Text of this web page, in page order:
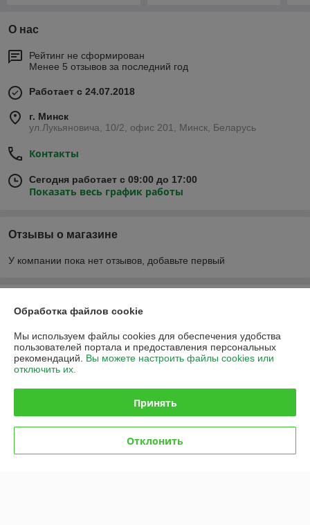
О нас
Рейтинг не сформирован
Менее 5 отзывов за последний год
Работает с 24.07.2018
г. Минск
ул.Лукьяновича, 10/2, офис 201, Минск, Беларусь
Контакты
Сегодня работает с 09:00 до 17:00
Показать весь график работы
Отзывы о магазине
У компании пока нет отзывов, добавьте первый
Контакты
Доставка и оплата
Полная версия сайта
Обработка файлов cookie
Мы используем файлы cookies для обеспечения удобства
пользователей портала и предоставления персональных
рекомендаций. Вы можете настроить файлы cookies или
отключить их.
Принять
Отклонить